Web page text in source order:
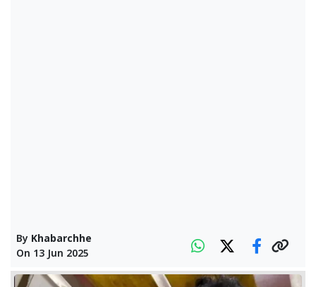
By Khabarchhe
On 13 Jun 2025